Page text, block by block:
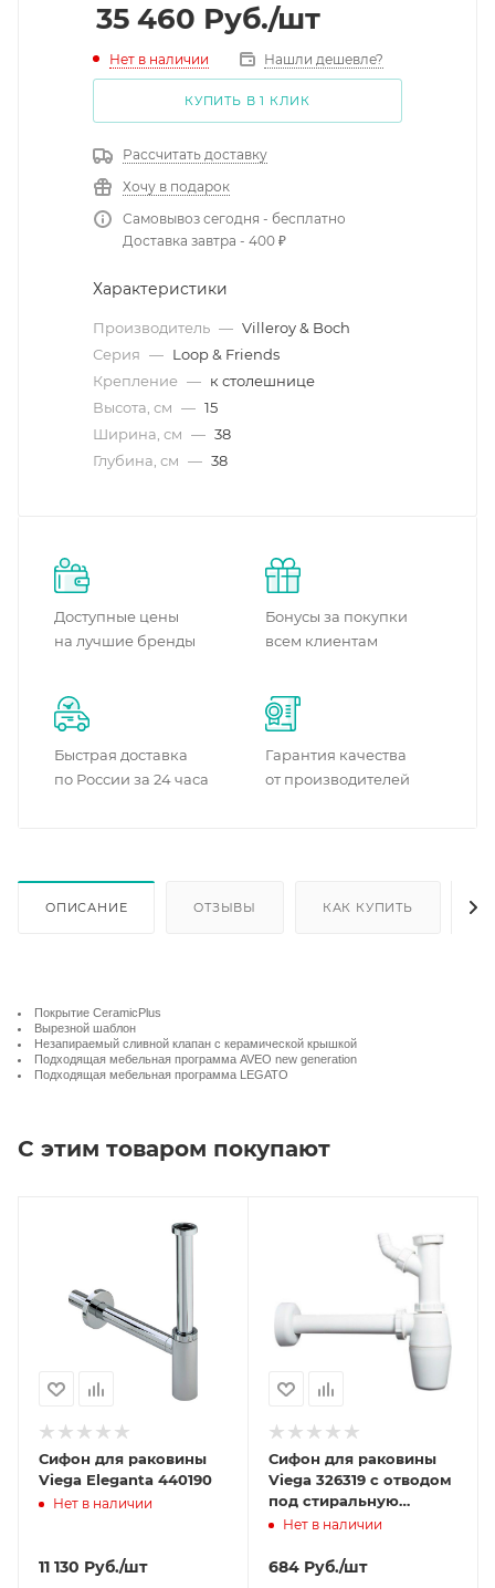
35 460 Руб./шт
Нет в наличии Нашли дешевле?
КУПИТЬ В 1 КЛИК
Рассчитать доставку
Хочу в подарок
Самовывоз сегодня - бесплатно
Доставка завтра - 400 ₽
Характеристики
Производитель — Villeroy & Boch
Серия — Loop & Friends
Крепление — к столешнице
Высота, см — 15
Ширина, см — 38
Глубина, см — 38
Доступные цены
на лучшие бренды
Бонусы за покупки
всем клиентам
Быстрая доставка
по России за 24 часа
Гарантия качества
от производителей
ОПИСАНИЕ ОТЗЫВЫ КАК КУПИТЬ
Покрытие CeramicPlus
Вырезной шаблон
Незапираемый сливной клапан с керамической крышкой
Подходящая мебельная программа AVEO new generation
Подходящая мебельная программа LEGATO
С этим товаром покупают
Сифон для раковины
Viega Eleganta 440190
Нет в наличии
11 130 Руб./шт
Сифон для раковины
Viega 326319 с отводом
под стиральную
машину, без выпуска
Нет в наличии
684 Руб./шт